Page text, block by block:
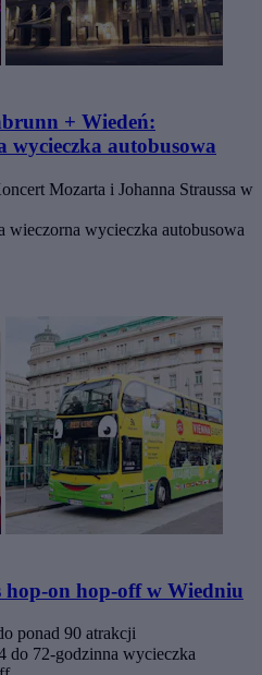
+ Wiedeń:
wycieczka autobusowa
Mozarta i Johanna Straussa w
wieczorna wycieczka autobusowa
hop-on hop-off w Wiedniu
ponad 90 atrakcji
do 72-godzinna wycieczka